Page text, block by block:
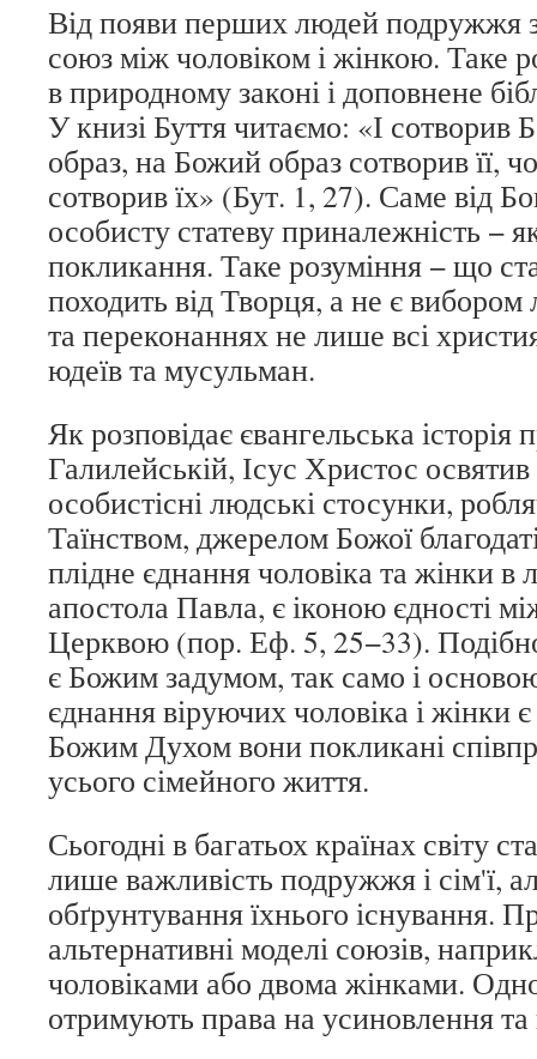
Від появи перших людей подружжя
союз між чоловіком і жінкою. Таке
в природному законі і доповнене
У книзі Буття читаємо: «І сотворив
образ, на Божий образ сотворив її,
сотворив їх» (Бут. 1, 27). Саме від
особисту статеву приналежність −
покликання. Таке розуміння − що
походить від Творця, а не є вибором
та переконаннях не лише всі
юдеїв та мусульман.
Як розповідає євангельська історія
Галилейській, Ісус Христос
особистісні людські стосунки,
Таїнством, джерелом Божої
плідне єднання чоловіка та жінки в
апостола Павла, є іконою єдності
Церквою (пор. Еф. 5, 25−33).
є Божим задумом, так само і
єднання віруючих чоловіка і жінки
Божим Духом вони покликані
усього сімейного життя.
Сьогодні в багатьох країнах світу
лише важливість подружжя і сім'ї,
обґрунтування їхнього існування.
альтернативні моделі союзів,
чоловіками або двома жінками.
отримують права на усиновлення та